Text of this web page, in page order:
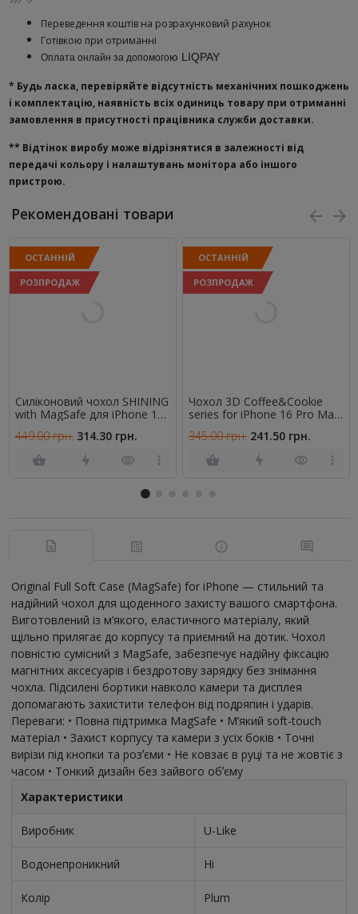
Переведення коштів на розрахунковий рахунок
Готівкою при отриманні
Оплата онлайн за допомогою LIQPAY
* Будь ласка, перевіряйте відсутність механічних пошкоджень
і комплектацію, наявність всіх одиниць товару при отриманні
замовлення в присутності працівника служби доставки.
** Відтінок виробу може відрізнятися в залежності від
передачі кольору і налаштувань монітора або іншого
пристрою.
Рекомендовані товари
ОСТАННІЙ
РОЗПРОДАЖ
Силіконовий чохол SHINING
with MagSafe для iPhone 16
449.00 грн. 314.30 грн.
ОСТАННІЙ
РОЗПРОДАЖ
Чохол 3D Coffee&Cookie
series for iPhone 16 Pro Max
345.00 грн. 241.50 грн.
Original Full Soft Case (MagSafe) for iPhone — стильний та
надійний чохол для щоденного захисту вашого смартфона.
Виготовлений із м’якого, еластичного матеріалу, який
щільно прилягає до корпусу та приємний на дотик. Чохол
повністю сумісний з MagSafe, забезпечує надійну фіксацію
магнітних аксесуарів і бездротову зарядку без знімання
чохла. Підсилені бортики навколо камери та дисплея
допомагають захистити телефон від подряпин і ударів.
Переваги: • Повна підтримка MagSafe • М’який soft-touch
матеріал • Захист корпусу та камери з усіх боків • Точні
вирізи під кнопки та розʼєми • Не ковзає в руці та не жовтіє з
часом • Тонкий дизайн без зайвого обʼєму
Характеристики
Виробник U-Like
Водонепроникний Ні
Колір Plum